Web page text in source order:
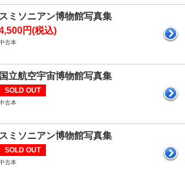
スミソニアン博物館写真集
円(税込)
古本
国立航空宇宙博物館写真集
SOLD OUT
古本
スミソニアン博物館写真集
SOLD OUT
古本